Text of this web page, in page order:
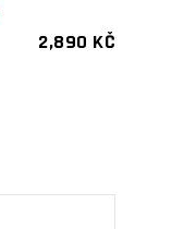
2,890 KČ